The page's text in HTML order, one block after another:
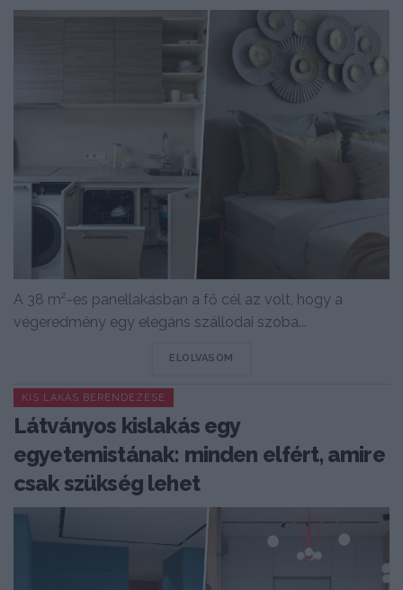
A 38 m²-es panellakásban a fő cél az volt, hogy a
végeredmény egy elegáns szállodai szoba...
ELOLVASOM
KIS LAKÁS BERENDEZÉSE
Látványos kislakás egy
egyetemistának: minden elfért, amire
csak szükség lehet